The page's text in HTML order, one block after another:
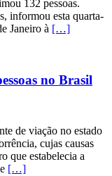
132 pessoas.
informou esta quarta-
Janeiro à […]
no Brasil
de viação no estado
cujas causas
que estabelecia a
[…]